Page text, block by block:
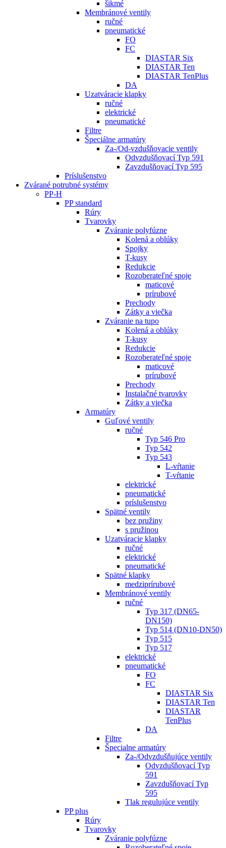
šikmé
Membránové ventily
ručné
pneumatické
FO
FC
DIASTAR Six
DIASTAR Ten
DIASTAR TenPlus
DA
Uzatváracie klapky
ručné
elektrické
pneumatické
Filtre
Špeciálne armatúry
Za-/Od-vzdušňovacie ventily
Odvzdušňovací Typ 591
Zavzdušňovací Typ 595
Príslušenstvo
Zvárané potrubné systémy
PP-H
PP standard
Rúry
Tvarovky
Zváranie polyfúzne
Kolená a oblúky
Spojky
T-kusy
Redukcie
Rozoberateľné spoje
maticové
prírubové
Prechody
Zátky a viečka
Zváranie na tupo
Kolená a oblúky
T-kusy
Redukcie
Rozoberateľné spoje
maticové
prírubové
Prechody
Instalačné tvarovky
Zátky a viečka
Armatúry
Guľové ventily
ručné
Typ 546 Pro
Typ 542
Typ 543
L-vŕtanie
T-vŕtanie
elektrické
pneumatické
príslušenstvo
Spätné ventily
bez pružiny
s pružinou
Uzatváracie klapky
ručné
elektrické
pneumatické
Spätné klapky
medziprírubové
Membránové ventily
ručné
Typ 317 (DN65-
DN150)
Typ 514 (DN10-DN50)
Typ 515
Typ 517
elektrické
pneumatické
FO
FC
DIASTAR Six
DIASTAR Ten
DIASTAR
TenPlus
DA
Filtre
Špecialne armatúry
Za-/Odvzdušňujúce ventily
Odvzdušňovací Typ
591
Zavzdušňovací Typ
595
Tlak regulujúce ventily
PP plus
Rúry
Tvarovky
Zváranie polyfúzne